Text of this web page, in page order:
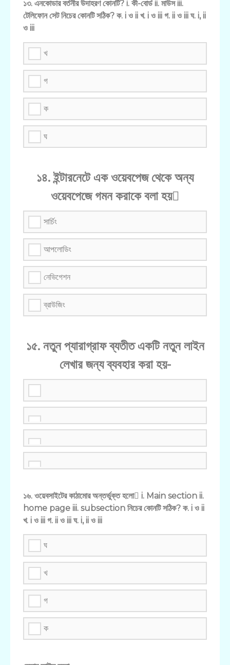
১৩. এনকোডার বর্তনীর উদাহরণ কোনটি? i. কী-বোর্ড ii. মাউস iii.
টেলিফোন সেট নিচের কোনটি সঠিক? ক. i ও ii খ. i ও iii গ. ii ও iii ঘ. i, ii
ও iii
খ
গ
ক
ঘ
১৪. ইন্টারনেটে এক ওয়েবপেজ থেকে অন্য
ওয়েবপেজে গমন করাকে বলা হয়
সার্চিং
আপলোডিং
নেভিগেশন
ব্রাউজিং
১৫. নতুন প্যারাগ্রাফ ব্যতীত একটি নতুন লাইন
লেখার জন্য ব্যবহার করা হয়-
১৬. ওয়েবসাইটের কাঠামোর অন্তর্ভুক্ত হলো i. Main section ii.
home page iii. subsection নিচের কোনটি সঠিক? ক. i ও ii
খ. i ও iii গ. ii ও iii ঘ. i, ii ও iii
ঘ
খ
গ
ক